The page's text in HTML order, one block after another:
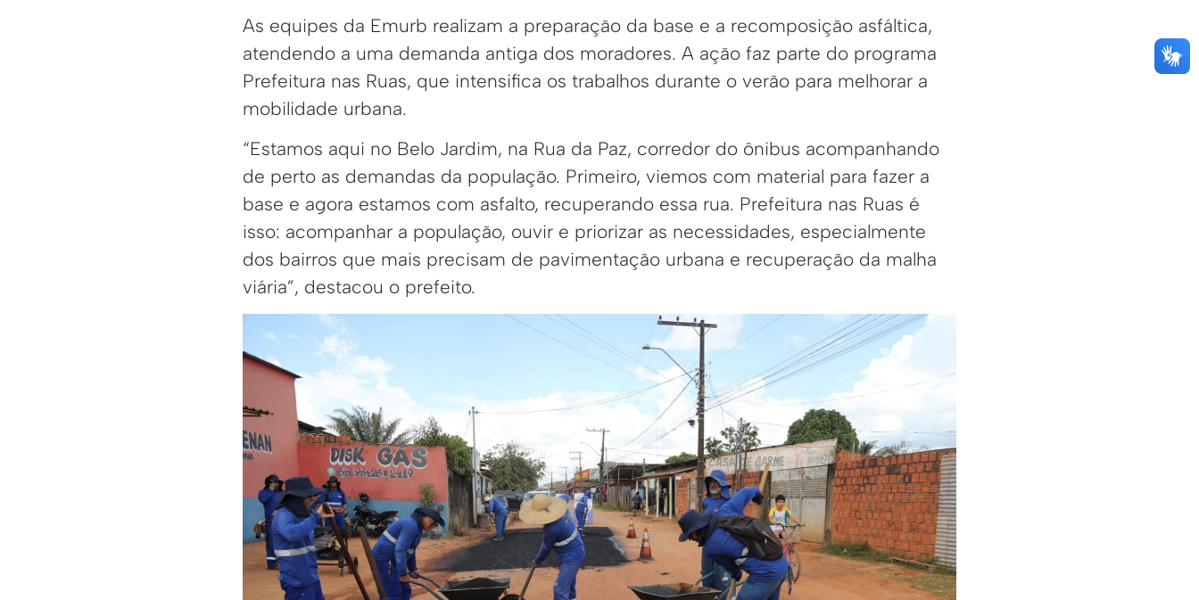
As equipes da Emurb realizam a preparação da base e a recomposição asfáltica,
atendendo a uma demanda antiga dos moradores. A ação faz parte do programa
Prefeitura nas Ruas, que intensifica os trabalhos durante o verão para melhorar a
mobilidade urbana.
“Estamos aqui no Belo Jardim, na Rua da Paz, corredor do ônibus acompanhando
de perto as demandas da população. Primeiro, viemos com material para fazer a
base e agora estamos com asfalto, recuperando essa rua. Prefeitura nas Ruas é
isso: acompanhar a população, ouvir e priorizar as necessidades, especialmente
dos bairros que mais precisam de pavimentação urbana e recuperação da malha
viária”, destacou o prefeito.